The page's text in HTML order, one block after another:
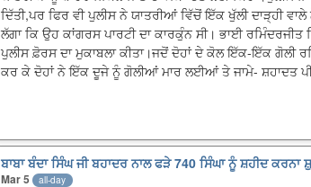
ਦਿੱਤੀ,ਪਰ ਫਿਰ ਵੀ ਪੁਲੀਸ ਨੇ ਯਾਤਰੀਆਂ ਵਿੱਚੋਂ ਇੱਕ ਖੁੱਲੀ ਦਾੜ੍ਹੀ
ਲੱਗਾ ਕਿ ਉਹ ਕਾਂਗਰਸ ਪਾਰਟੀ ਦਾ ਕਾਰਕੁੰਨ ਸੀ। ਭਾਈ
ਪੁਲੀਸ ਫ਼ੋਰਸ ਦਾ ਮੁਕਾਬਲਾ ਕੀਤਾ।ਜਦੋਂ ਦੋਹਾਂ ਦੇ ਕੋਲ ਇੱਕ-ਇੱਕ
ਕਰ ਕੇ ਦੋਹਾਂ ਨੇ ਇੱਕ ਦੂਜੇ ਨੂੰ ਗੋਲੀਆਂ ਮਾਰ ਲਈਆਂ ਤੇ ਜਾਮੇ- ਸ਼ਹਾਦਤ
ਬਾਬਾ ਬੰਦਾ ਸਿੰਘ ਜੀ ਬਹਾਦਰ ਨਾਲ ਫੜੇ 740 ਸਿੰਘਾ ਨੂੰ ਸ਼ਹੀਦ ਕਰਨਾ
Mar 5 all-day